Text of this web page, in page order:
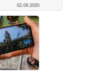
02.09.2020